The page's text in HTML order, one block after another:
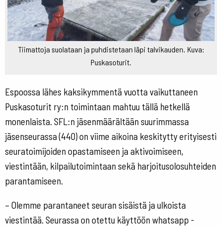
Tiimattoja suolataan ja puhdistetaan läpi talvikauden. Kuva:
Puskasoturit.
Espoossa lähes kaksikymmentä vuotta vaikuttaneen
Puskasoturit ry:n toimintaan mahtuu tällä hetkellä
monenlaista. SFL:n jäsenmäärältään suurimmassa
jäsenseurassa (440) on viime aikoina keskitytty erityisesti
seuratoimijoiden opastamiseen ja aktivoimiseen,
viestintään, kilpailutoimintaan sekä harjoitusolosuhteiden
parantamiseen.
– Olemme parantaneet seuran sisäistä ja ulkoista
viestintää. Seurassa on otettu käyttöön whatsapp -